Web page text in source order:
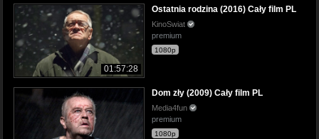
01:57:28
Ostatnia rodzina (2016) Cały film PL
KinoSwiat
premium
1080p
Dom zły (2009) Cały film PL
Media4fun
premium
1080p